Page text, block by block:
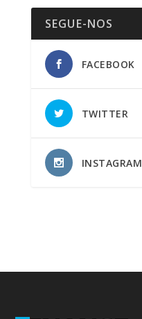
SEGUE-NOS
FACEBOOK
TWITTER
INSTAGRAM